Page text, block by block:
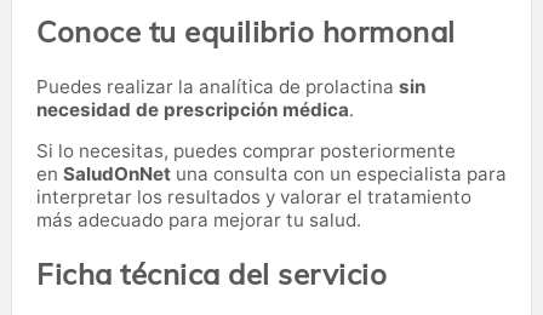
Conoce tu equilibrio hormonal
Puedes realizar la analítica de prolactina sin
necesidad de prescripción médica.
Si lo necesitas, puedes comprar posteriormente
en SaludOnNet una consulta con un especialista para
interpretar los resultados y valorar el tratamiento
más adecuado para mejorar tu salud.
Ficha técnica del servicio